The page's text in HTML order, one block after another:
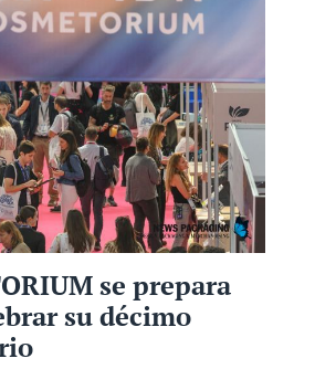
se prepara
su décimo